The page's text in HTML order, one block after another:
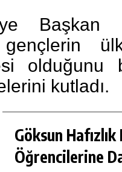
Başkan
gençlerin
olduğunu
kutladı.
Göksun Hafızlık
Öğrencilerine